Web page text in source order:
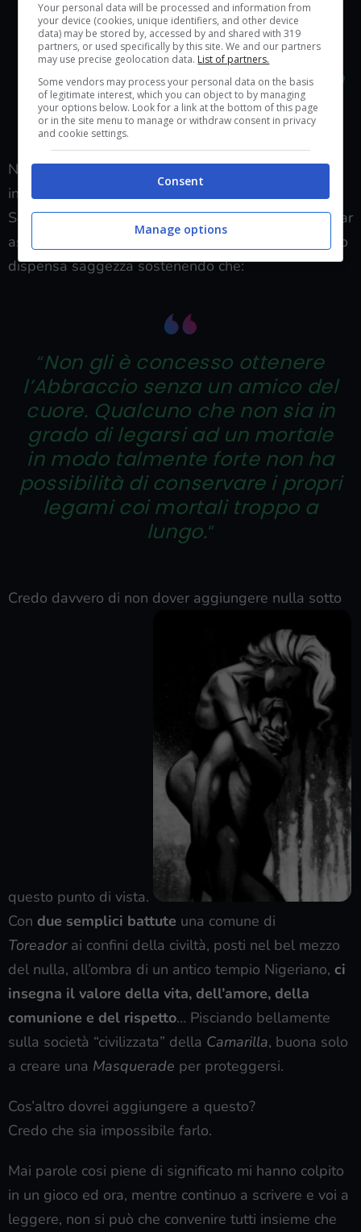
di cui ci si nutre. Proibire di
nutrirsi da coloro che si amano
serve solo a insegnare che i
mortali che fungono da cibo non
servono a nulla“.
Non vi ho convinto? Proviamo con un secondo
insegnamento.
Sempre “l’Estraneo“, ora furibondo, chiede perché far
assistere un mortale a un Abbraccio.
di nuovo
dispensa saggezza sostenendo che:
“Non gli è concesso ottenere
l’Abbraccio senza un amico del
cuore. Qualcuno che non sia in
grado di legarsi ad un mortale
in modo talmente forte non ha
possibilità di conservare i propri
legami coi mortali troppo a
lungo.“
Credo davvero di non dover aggiungere nulla sotto
questo punto di vista.
Con due semplici battute una comune di
Toreadorai confini della civiltà, posti nel bel mezzo
del nulla, all’ombra di un antico tempio Nigeriano, ci
insegna il valore della vita, dell’amore, della
comunione e del rispetto… Pisciando bellamente
sulla società “civilizzata” della Camarilla, buona solo
a creare una Masquerade per proteggersi.
Cos’altro dovrei aggiungere a questo?
Credo che sia impossibile farlo.
Mai parole cosi piene di significato mi hanno colpito
in un gioco ed ora, mentre continuo a scrivere e voi a
leggere, non si può che convenire tutti insieme che
Your personal data will be processed and information from
your device (cookies, unique identifiers, and other device
data) may be stored by, accessed by and shared with 319
partners, or used specifically by this site. We and our partners
may use precise geolocation data. List of partners.
Some vendors may process your personal data on the basis
of legitimate interest, which you can object to by managing
your options below. Look for a link at the bottom of this page
or in the site menu to manage or withdraw consent in privacy
and cookie settings.
Consent
Manage options